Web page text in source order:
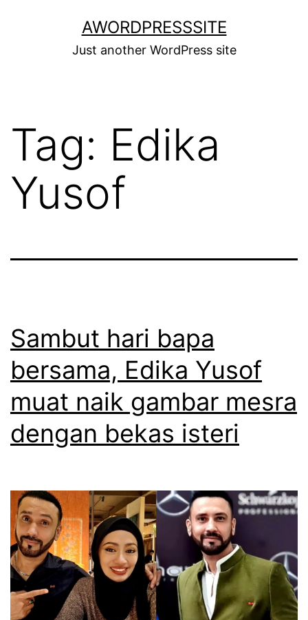
AWORDPRESSSITE
Just another WordPress site
Tag: Edika
Yusof
Sambut hari bapa
bersama, Edika Yusof
muat naik gambar mesra
dengan bekas isteri